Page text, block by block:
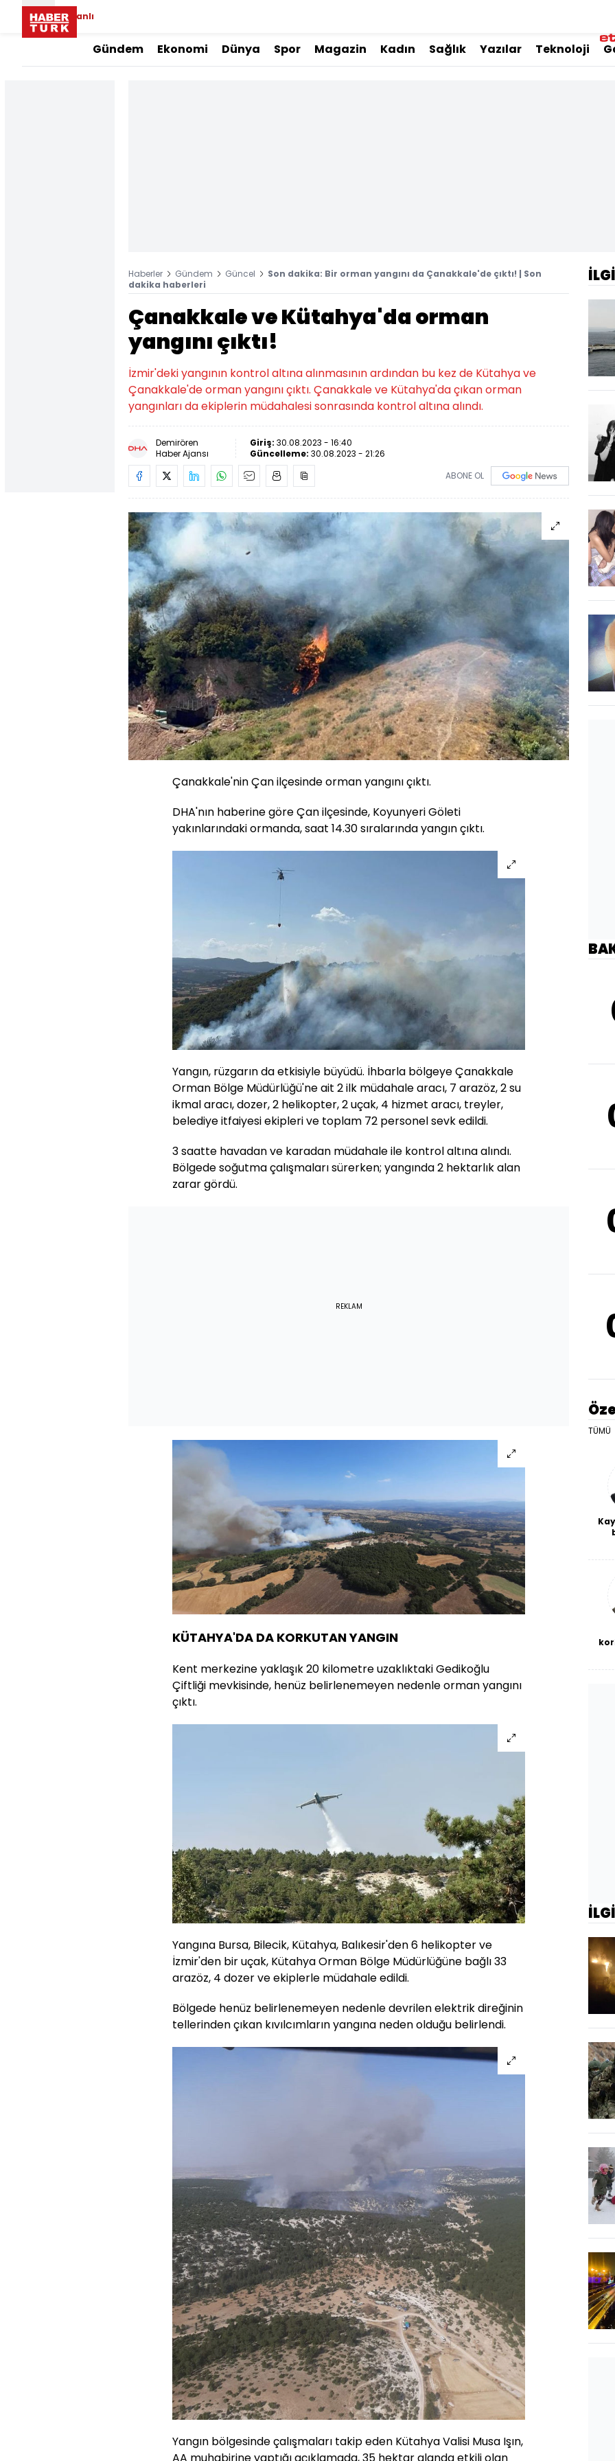
Canlı
Gündem Ekonomi Dünya Spor Magazin Kadın Sağlık Yazılar Teknoloji
Haberler Gündem Güncel
Son dakika: Bir orman yangını da Çanakkale'de çıktı! | Son
dakika haberleri
Çanakkale ve Kütahya'da orman
yangını çıktı!
İzmir'deki yangının kontrol altına alınmasının ardından bu kez de Kütahya ve
Çanakkale'de orman yangını çıktı. Çanakkale ve Kütahya'da çıkan orman
yangınları da ekiplerin müdahalesi sonrasında kontrol altına alındı.
Demirören
Haber Ajansı
Giriş: 30.08.2023 - 16:40
Güncelleme: 30.08.2023 - 21:26
ABONE OL
Çanakkale'nin Çan ilçesinde orman yangını çıktı.
DHA'nın haberine göre Çan ilçesinde, Koyunyeri Göleti
yakınlarındaki ormanda, saat 14.30 sıralarında yangın çıktı.
Yangın, rüzgarın da etkisiyle büyüdü. İhbarla bölgeye Çanakkale
Orman Bölge Müdürlüğü'ne ait 2 ilk müdahale aracı, 7 arazöz, 2 su
ikmal aracı, dozer, 2 helikopter, 2 uçak, 4 hizmet aracı, treyler,
belediye itfaiyesi ekipleri ve toplam 72 personel sevk edildi.
3 saatte havadan ve karadan müdahale ile kontrol altına alındı.
Bölgede soğutma çalışmaları sürerken; yangında 2 hektarlık alan
zarar gördü.
REKLAM
KÜTAHYA'DA DA KORKUTAN YANGIN
Kent merkezine yaklaşık 20 kilometre uzaklıktaki Gedikoğlu
Çiftliği mevkisinde, henüz belirlenemeyen nedenle orman yangını
çıktı.
Yangına Bursa, Bilecik, Kütahya, Balıkesir'den 6 helikopter ve
İzmir'den bir uçak, Kütahya Orman Bölge Müdürlüğüne bağlı 33
arazöz, 4 dozer ve ekiplerle müdahale edildi.
Bölgede henüz belirlenemeyen nedenle devrilen elektrik direğinin
tellerinden çıkan kıvılcımların yangına neden olduğu belirlendi.
Yangın bölgesinde çalışmaları takip eden Kütahya Valisi Musa Işın,
TÜMÜ